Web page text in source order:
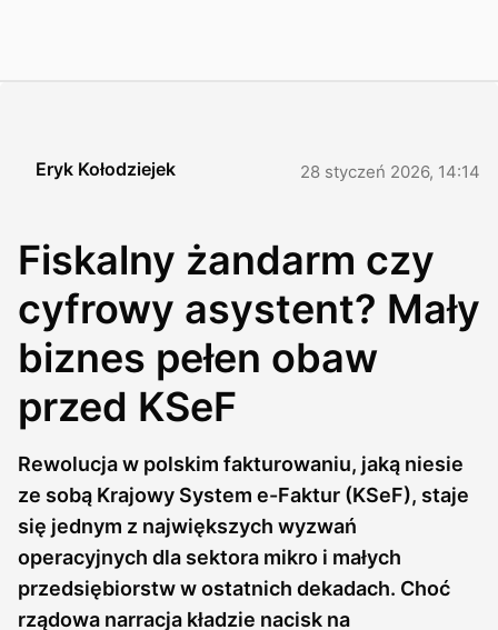
Eryk Kołodziejek 28 styczeń 2026, 14:14
Fiskalny żandarm czy
cyfrowy asystent? Mały
biznes pełen obaw
przed KSeF
Rewolucja w polskim fakturowaniu, jaką niesie
ze sobą Krajowy System e-Faktur (KSeF), staje
się jednym z największych wyzwań
operacyjnych dla sektora mikro i małych
przedsiębiorstw w ostatnich dekadach. Choć
rządowa narracja kładzie nacisk na